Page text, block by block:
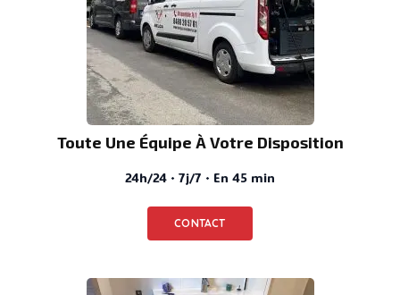
Toute Une Équipe À Votre Disposition
24h/24 · 7j/7 · En 45 min
CONTACT